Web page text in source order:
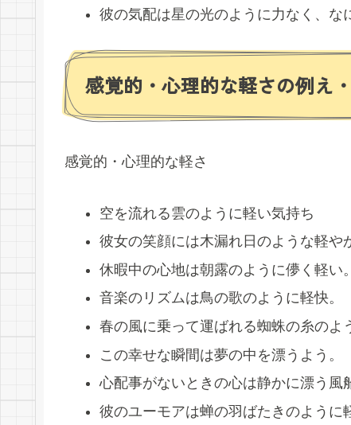
彼の気配は星の光のように力なく、な
感覚的・心理的な軽さの例え
感覚的・心理的な軽さ
空を流れる雲のように軽い気持ち
彼女の笑顔には木漏れ日のような軽や
休暇中の心地は朝露のように儚く軽い。
音楽のリズムは鳥の歌のように軽快。
春の風に乗って運ばれる蜘蛛の糸のよ
この幸せな瞬間は夢の中を漂うよう。
心配事がないときの心は静かに漂う風
彼のユーモアは蝉の羽ばたきのように